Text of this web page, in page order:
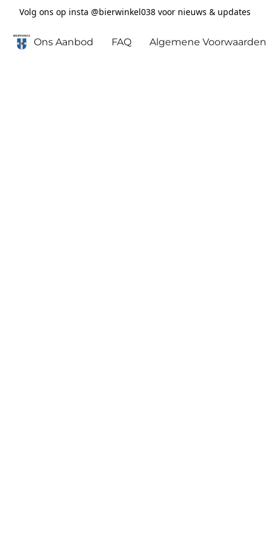
Volg ons op insta @bierwinkel038 voor nieuws & updates
Ons Aanbod FAQ Algemene Voorwaarden